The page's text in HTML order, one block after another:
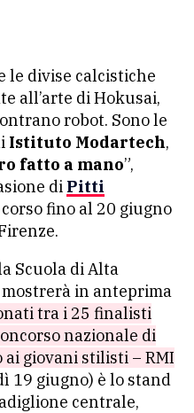
le divise calcistiche
all’arte di Hokusai,
robot. Sono le
Istituto Modartech,
fatto a mano”,
di Pitti
fino al 20 giugno
Scuola di Alta
in anteprima
tra i 25 finalisti
nazionale di
ai giovani stilisti – RMI
19 giugno) è lo stand
centrale,